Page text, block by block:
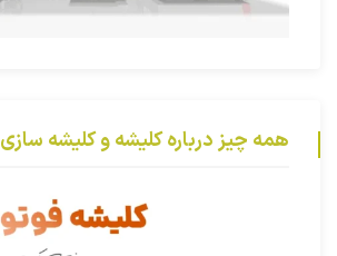
همه چیز درباره کلیشه و کلیشه سازی